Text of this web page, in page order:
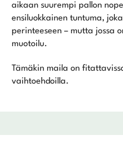
aikaan suurempi pallon
ensiluokkainen tuntuma,
perinteeseen – mutta jossa
muotoilu.
Tämäkin maila on
vaihtoehdoilla.